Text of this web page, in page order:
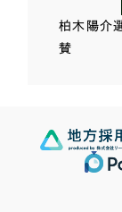
柏木陽介
賛